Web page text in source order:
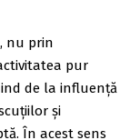
nu prin
pur
de la influență
și
În acest sens